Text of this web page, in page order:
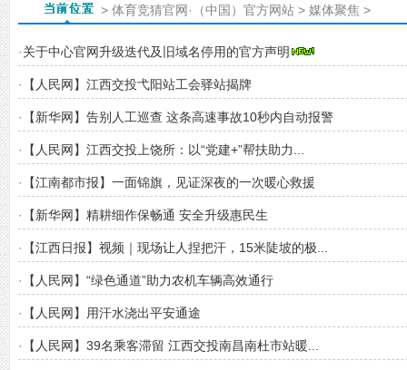
> 体育竞猜官网·（中国）官方网站 > 媒体聚焦 >
·关于中心官网升级迭代及旧域名停用的官方声明
· 【人民网】江西交投弋阳站工会驿站揭牌
· 【新华网】告别人工巡查 这条高速事故10秒内自动报警
· 【人民网】江西交投上饶所：以“党建+”帮扶助力...
· 【江南都市报】一面锦旗，见证深夜的一次暖心救援
· 【新华网】精耕细作保畅通 安全升级惠民生
· 【江西日报】视频｜现场让人捏把汗，15米陡坡的极...
· 【人民网】“绿色通道”助力农机车辆高效通行
· 【人民网】用汗水浇出平安通途
· 【人民网】39名乘客滞留 江西交投南昌南杜市站暖...